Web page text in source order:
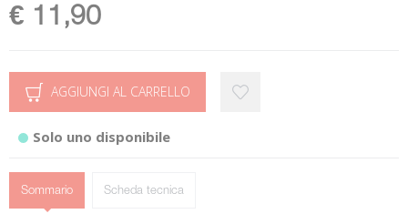
€ 11,90
AGGIUNGI AL CARRELLO
Solo uno disponibile
Sommario Scheda tecnica